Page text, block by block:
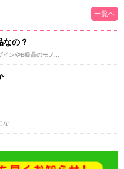
一覧へ
なの？
ンやB級品のモノ...
...